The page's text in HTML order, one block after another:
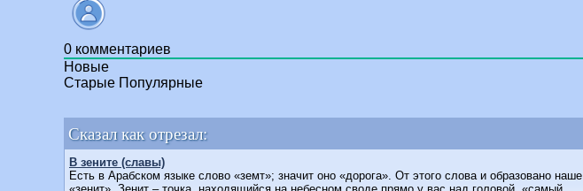
0 комментариев
Новые
Старые Популярные
Сказал как отрезал:
В зените (славы)
Есть в Арабском языке слово «земт»; значит оно «дорога». От этого слова и образовано наше